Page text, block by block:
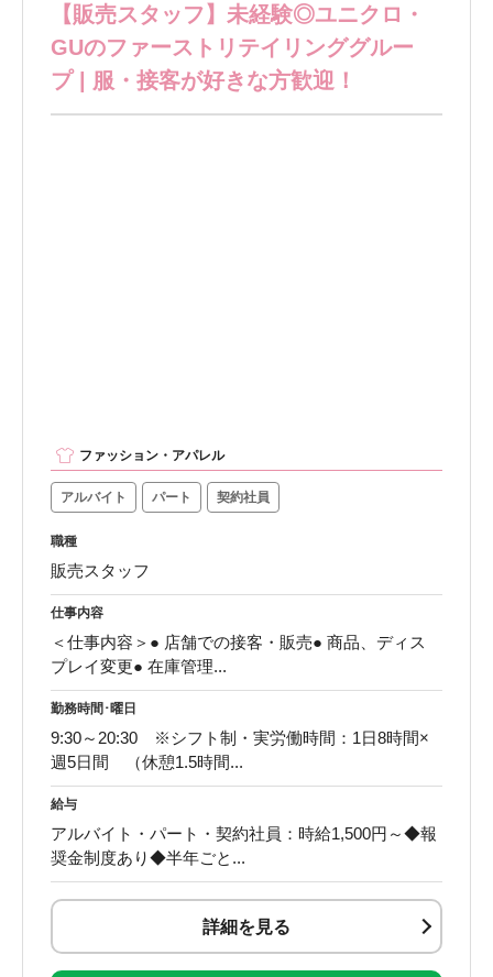
【販売スタッフ】未経験◎ユニクロ・
GUのファーストリテイリンググルー
プ | 服・接客が好きな方歓迎！
ファッション・アパレル
アルバイト パート 契約社員
職種
販売スタッフ
仕事内容
＜仕事内容＞● 店舗での接客・販売● 商品、ディス
プレイ変更● 在庫管理...
勤務時間･曜日
9:30～20:30 ※シフト制・実労働時間：1日8時間×
週5日間 （休憩1.5時間...
給与
アルバイト・パート・契約社員：時給1,500円～◆報
奨金制度あり◆半年ごと...
詳細を見る